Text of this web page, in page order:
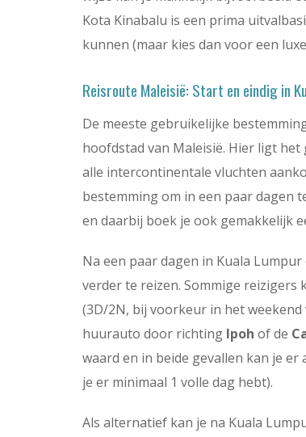
Kota Kinabalu is een prima
kunnen (maar kies dan voor een
Reisroute Maleisië: Start en eindig in
De meeste gebruikelijke
hoofdstad van Maleisië. Hier ligt
alle intercontinentale vluchten
bestemming om in een paar dagen
en daarbij boek je ook gemakkelijk
Na een paar dagen in Kuala
verder te reizen. Sommige
(3D/2N, bij voorkeur in het
huurauto door richting Ipoh of de
waard en in beide gevallen kan je
je er minimaal 1 volle dag hebt).
Als alternatief kan je na Kuala